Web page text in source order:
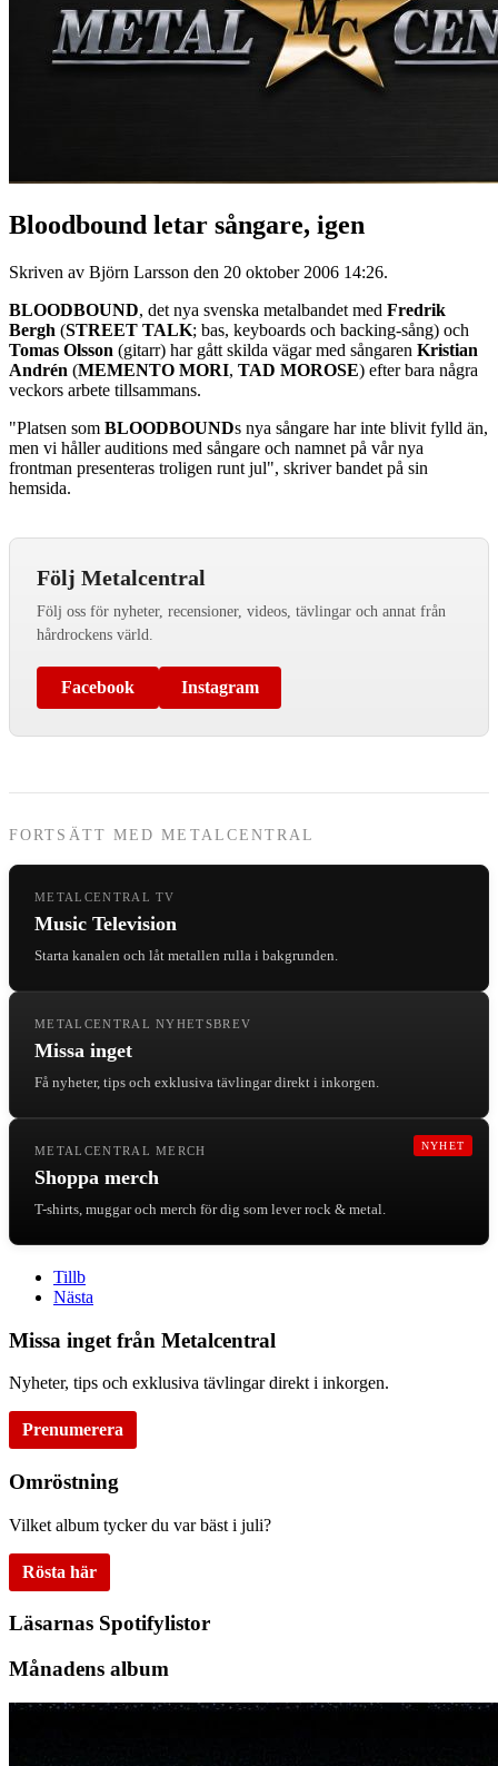
Bloodbound letar sångare, igen
Skriven av Björn Larsson den 20 oktober 2006 14:26.
BLOODBOUND, det nya svenska metalbandet med Fredrik
Bergh (STREET TALK; bas, keyboards och backing-sång) och
Tomas Olsson (gitarr) har gått skilda vägar med sångaren Kristian
Andrén (MEMENTO MORI, TAD MOROSE) efter bara några
veckors arbete tillsammans.
"Platsen som BLOODBOUNDs nya sångare har inte blivit fylld än,
men vi håller auditions med sångare och namnet på vår nya
frontman presenteras troligen runt jul", skriver bandet på sin
hemsida.
Följ Metalcentral
Följ oss för nyheter, recensioner, videos, tävlingar och annat från
hårdrockens värld.
Facebook Instagram
FORTSÄTT MED METALCENTRAL
METALCENTRAL TV
Music Television
Starta kanalen och låt metallen rulla i bakgrunden.
METALCENTRAL NYHETSBREV
Missa inget
Få nyheter, tips och exklusiva tävlingar direkt i inkorgen.
NYHET
METALCENTRAL MERCH
Shoppa merch
T-shirts, muggar och merch för dig som lever rock & metal.
Tillb
Nästa
Missa inget från Metalcentral
Nyheter, tips och exklusiva tävlingar direkt i inkorgen.
Prenumerera
Omröstning
Vilket album tycker du var bäst i juli?
Rösta här
Läsarnas Spotifylistor
Månadens album